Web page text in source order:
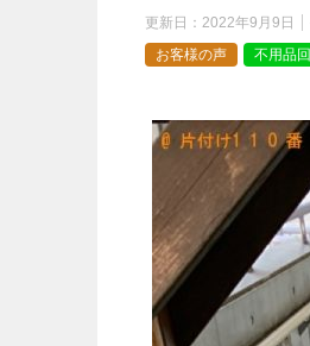
更新日： 2022年9月9日
お客様の声
不用品